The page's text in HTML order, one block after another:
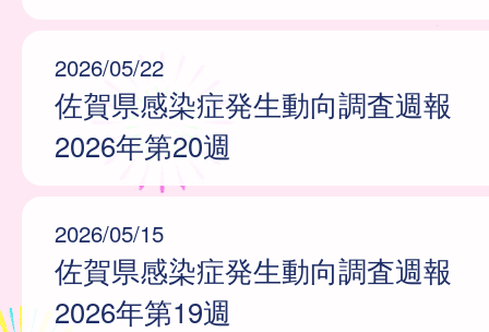
2026/05/22
佐賀県感染症発生動向調査週報
2026年第20週
2026/05/15
佐賀県感染症発生動向調査週報
2026年第19週